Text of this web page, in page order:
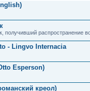
получивший распространение
- Lingvo Internacia
Esperson)
креол)